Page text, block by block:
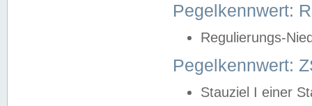
Pegelkennwert:
Regulierungs-
Pegelkennwert:
Stauziel I einer